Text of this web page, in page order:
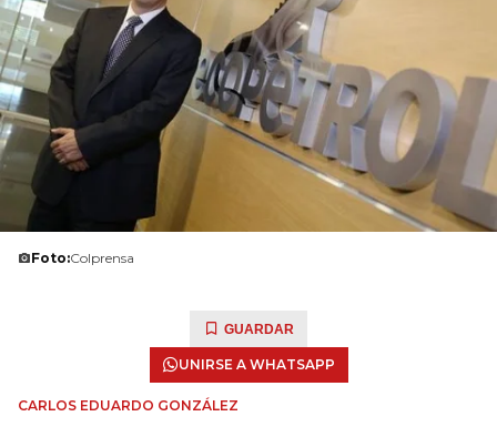
Foto:Colprensa
GUARDAR
UNIRSE A WHATSAPP
CARLOS EDUARDO GONZÁLEZ